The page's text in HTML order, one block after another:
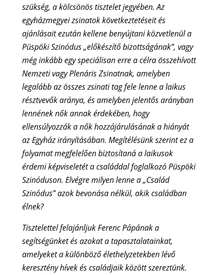
szükség, a kölcsönös tisztelet jegyében. Az
egyházmegyei zsinatok következtetéseit és
ajánlásait ezután kellene benyújtani közvetlenül a
Püspöki Szinódus „előkészítő bizottságának”, vagy
még inkább egy speciálisan erre a célra összehívott
Nemzeti vagy Plenáris Zsinatnak, amelyben
legalább az összes zsinati tag fele lenne a laikus
résztvevők aránya, és amelyben jelentős arányban
lennének nők annak érdekében, hogy
ellensúlyozzák a nők hozzájárulásának a hiányát
az Egyház irányításában. Megítélésünk szerint ez a
folyamat megfelelően biztosítaná a laikusok
érdemi képviseletét a családdal foglalkozó Püspöki
Szinóduson. Elvégre milyen lenne a „Család
Szinódus” azok bevonása nélkül, akik családban
élnek?
Tisztelettel felajánljuk Ferenc Pápának a
segítségünket és azokat a tapasztalatainkat,
amelyeket a különböző élethelyzetekben lévő
keresztény hívek és családjaik között szereztünk.